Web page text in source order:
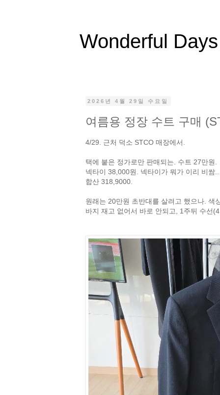
Wonderful Days
2026년 4월 29일 수요일
여름용 정장 수트 구매
4/29. 근처 덕소 STCO 매장에서.
택에 붙은 정가로만 판매되는. 수트 27만원.
넥타이 38,000원. 넥타이가 뭐가 이리 비쌈..
합산 318,9000.
원래는 20만원 초반대를 살려고 했으나. 색
바지 재고 없어서 바로 안되고, 1주뒤 수선